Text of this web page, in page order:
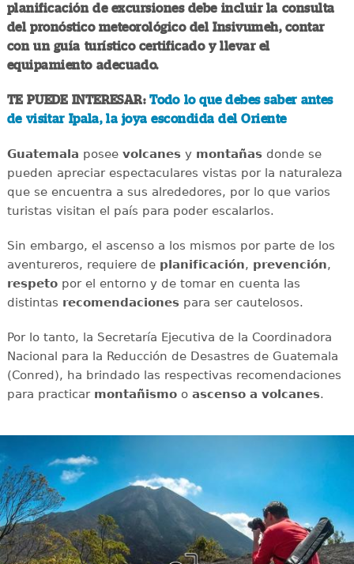
planificación de excursiones debe incluir la consulta
del pronóstico meteorológico del Insivumeh, contar
con un guía turístico certificado y llevar el
equipamiento adecuado.
TE PUEDE INTERESAR:Todo lo que debes saber antes
de visitar Ipala, la joya escondida del Oriente
Guatemala posee volcanesy montañasdonde se
pueden apreciar espectaculares vistas por la naturaleza
que se encuentra a sus alrededores, por lo que varios
turistas visitan el país para poder escalarlos.
Sin embargo, el ascenso a los mismos por parte de los
aventureros, requiere de planificación, prevención,
respetopor el entorno y de tomar en cuenta las
distintas recomendacionespara ser cautelosos.
Por lo tanto, la Secretaría Ejecutiva de la Coordinadora
Nacional para la Reducción de Desastres de Guatemala
(Conred), ha brindado las respectivas recomendaciones
para practicar montañismoo ascenso a volcanes.